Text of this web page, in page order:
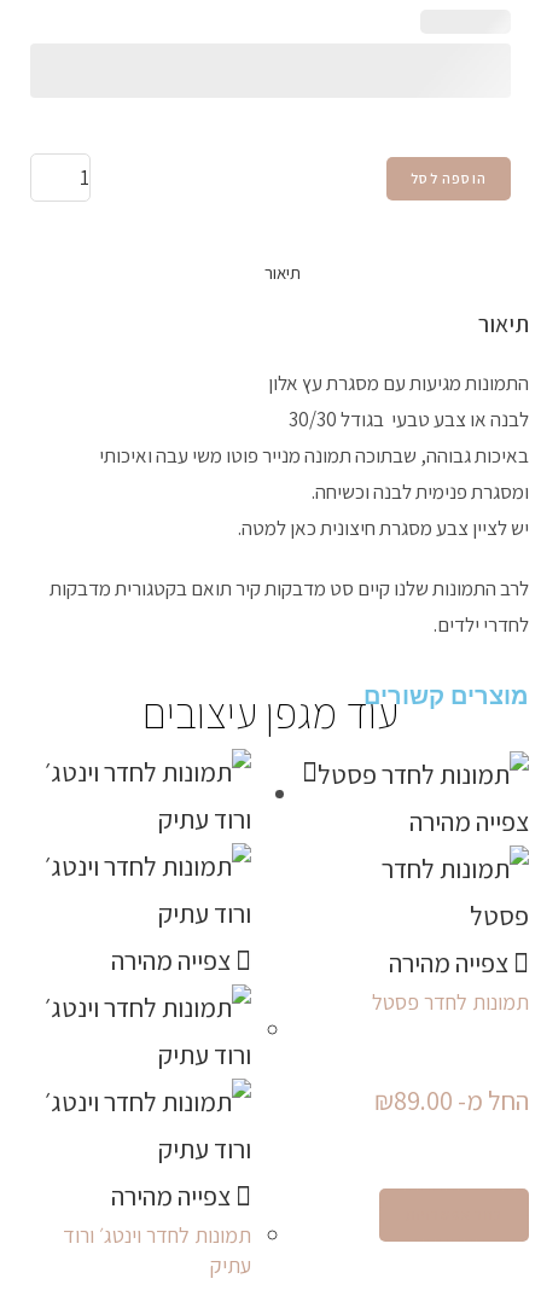
הוספה לסל
תיאור
תיאור
התמונות מגיעות עם מסגרת עץ אלון
לבנה או צבע טבעי בגודל 30/30
באיכות גבוהה, שבתוכה תמונה מנייר פוטו משי עבה ואיכותי
ומסגרת פנימית לבנה וכשיחה.
יש לציין צבע מסגרת חיצונית כאן למטה.
לרב התמונות שלנו קיים סט מדבקות קיר תואם בקטגורית מדבקות
לחדרי ילדים.
עוד מגפן עיצוביםמוצרים קשורים
צפייה מהירה
צפייה מהירה
תמונות לחדר פסטל
החל מ- ₪89.00
צפייה מהירה
צפייה מהירה
תמונות לחדר וינטג׳ ורוד
עתיק